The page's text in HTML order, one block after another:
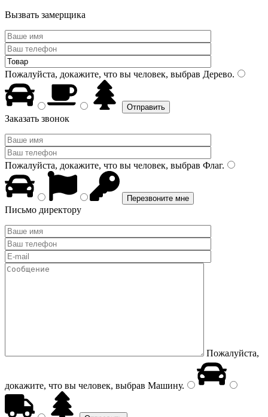
Вызвать замерщика
Пожалуйста, докажите, что вы человек, выбрав Дерево.
Заказать звонок
Пожалуйста, докажите, что вы человек, выбрав Флаг.
Письмо директору
Пожалуйста,
докажите, что вы человек, выбрав Машину.